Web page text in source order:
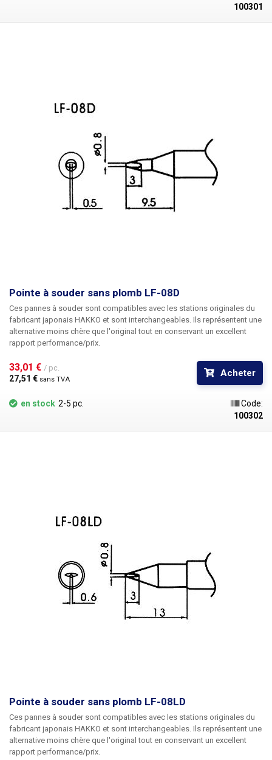
100301
Pointe à souder sans plomb LF-08D
Ces pannes à souder sont compatibles avec les stations originales du
fabricant japonais HAKKO et sont interchangeables. Ils représentent une
alternative moins chère que l'original tout en conservant un excellent
rapport performance/prix.
33,01 € / pc.
27,51 € sans TVA
Acheter
en stock 2-5 pc.
Code:
100302
Pointe à souder sans plomb LF-08LD
Ces pannes à souder sont compatibles avec les stations originales du
fabricant japonais HAKKO et sont interchangeables. Ils représentent une
alternative moins chère que l'original tout en conservant un excellent
rapport performance/prix.